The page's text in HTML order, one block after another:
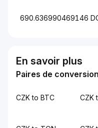
690.636990469146
En savoir plus
Paires de
CZK to BTC CZK